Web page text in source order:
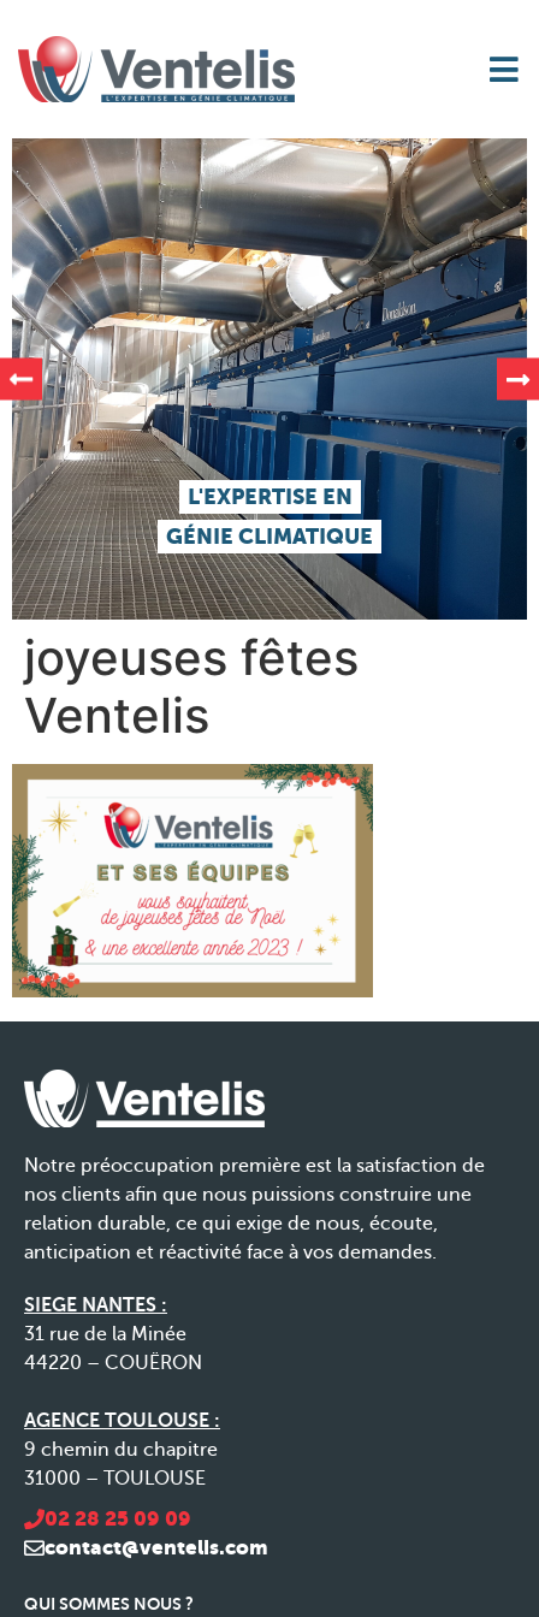
L'EXPERTISE EN
GÉNIE CLIMATIQUE
joyeuses fêtes
Ventelis
Notre préoccupation première est la satisfaction de
nos clients afin que nous puissions construire une
relation durable, ce qui exige de nous, écoute,
anticipation et réactivité face à vos demandes.
SIEGE NANTES :
31 rue de la Minée
44220 – COUËRON
AGENCE TOULOUSE :
9 chemin du chapitre
31000 – TOULOUSE
02 28 25 09 09
contact@ventelis.com
QUI SOMMES NOUS ?